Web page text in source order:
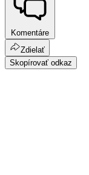
Komentáre
Zdielať
Skopírovať odkaz